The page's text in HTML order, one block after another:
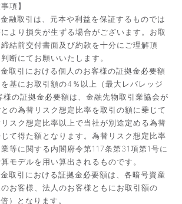
項】
融取引は、元本や利益を保証するものでは
より損失が生ずる場合がございます。お取
結前交付書面及び約款を十分にご理解頂
断にてお願いいたします。
取引における個人のお客様の証拠金必要額
基にお取引額の4％以上（最大レバレッジ
の証拠金必要額は、金融先物取引業協会が
の為替リスク想定比率を取引の額に乗じて
スク想定比率以上で当社が別途定める為替
て得た額となります。為替リスク想定比率
等に関する内閣府令第117条第31項第1号に
モデルを用い算出されるものです。
取引における証拠金必要額は、各暗号資産
お客様、法人のお客様ともにお取引額の
）となります。